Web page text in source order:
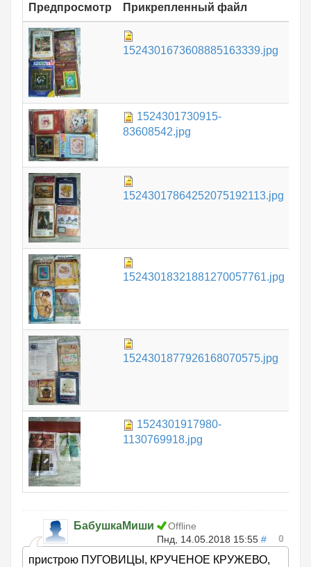
Предпросмотр
Прикрепленный файл
1524301673608885163339.jpg
1524301730915-
83608542.jpg
15243017864252075192113.jpg
15243018321881270057761.jpg
1524301877926168070575.jpg
1524301917980-
1130769918.jpg
БабушкаМиши
Offline
Пнд, 14.05.2018 15:55 # 0
пристрою ПУГОВИЦЫ, КРУЧЕНОЕ КРУЖЕВО,